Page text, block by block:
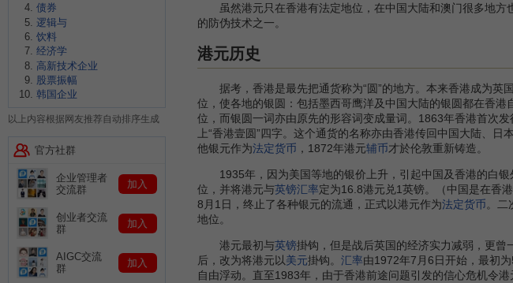
虽然港元只在香港有法定地位，在中国大陆和澳门很多地方
的防伪技术之一。
港元历史
据考，香港是最先把通货称为“圆”的地方。本来香港成为英
位，使各地的银圆：包括墨西哥鹰洋及中国大陆的银圆都在香
位，而银圆一词亦由原先的形容词变成量词。1863年香港首次
上“香港壹圆”四字。这个通货的名称亦由香港传回中国大陆、
他银元作为法定货币 ，1872年港元辅币才於伦敦重新铸造。
1935年，因为美国等地的银价上升，引起中国及香港的白银
位，并将港元与英镑汇率定为16.8港元兑1英镑。（中国是在香
8月1日，终止了各种银元的流通，正式以港元作为法定货币。二
地位。
港元最初与英镑掛钩，但是战后英国的经济实力减弱，更
后，改为将港元以美元掛钩。 汇率由1972年7月6日开始，最初
自由浮动。直至1983年，由于香港前途问题引发的信心危机令
债券
逻辑与
饮料
经济学
高新技术企业
股票振幅
韩国企业
以上内容根据网友推荐自动排序生成
官方社群
企业管理者
交流群
加入
创业者交流
群
加入
AIGC交流
群
加入